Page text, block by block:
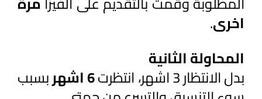
اخرى.
المحاولة الثانية
بدل الانتظار 3 اشهر، انتظرت